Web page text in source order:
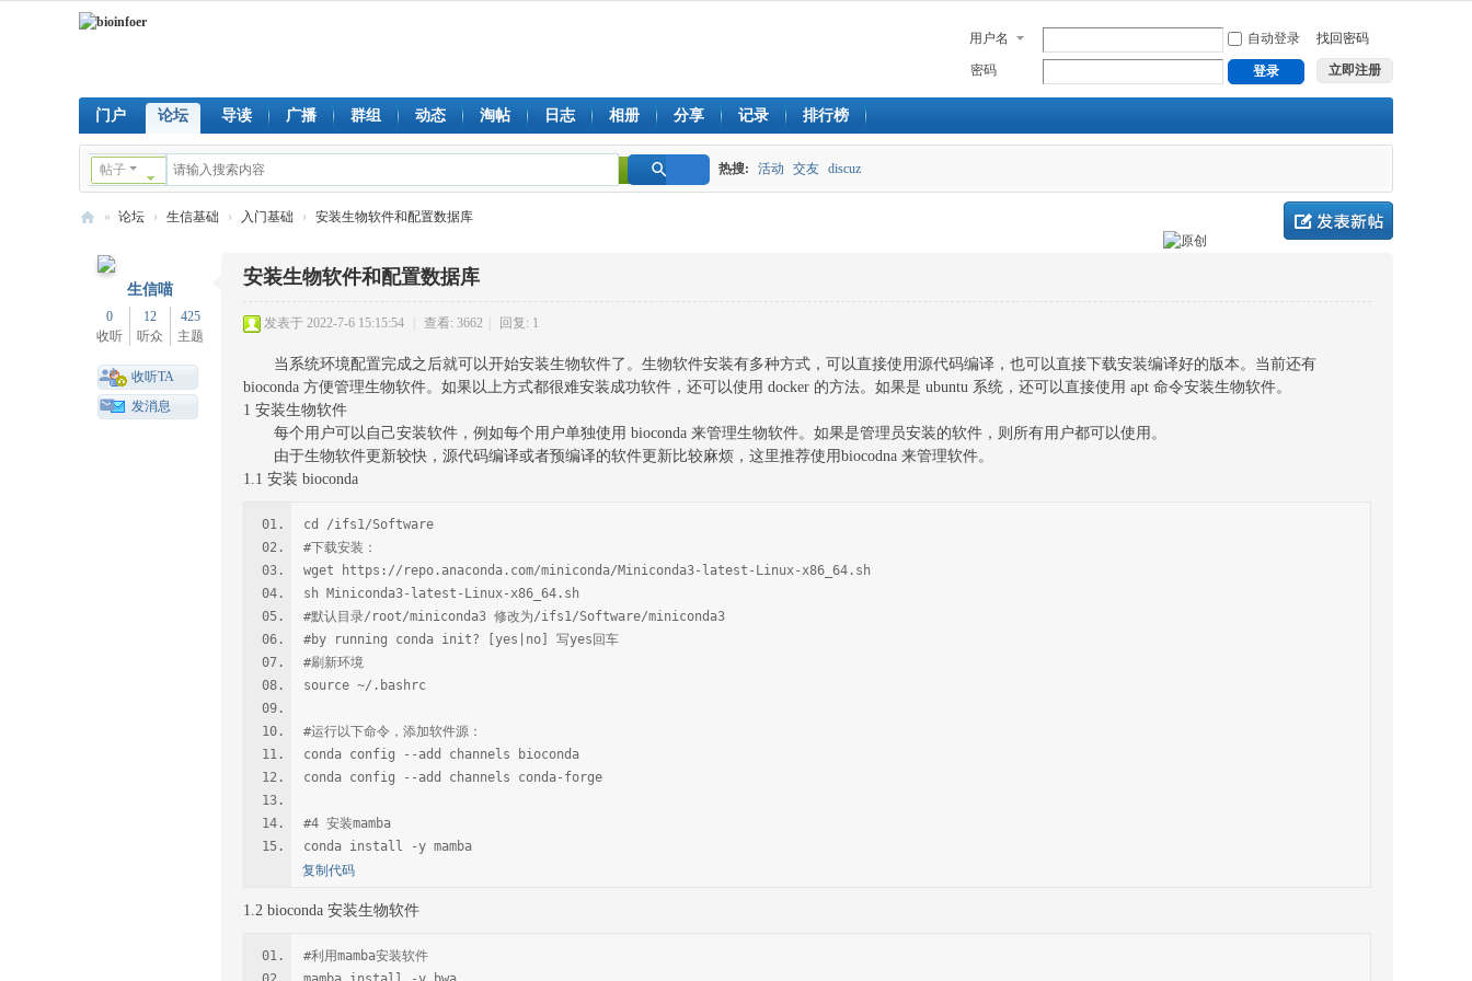
用户名 自动登录 找回密码
密码 登录 立即注册
门户 论坛 导读 广播 群组 动态 淘帖 日志 相册 分享 记录 排行榜
帖子 热搜: 活动 交友 discuz
» 论坛 › 生信基础 › 入门基础 › 安装生物软件和配置数据库
生信喵
0
收听
12
听众
425
主题
收听TA
发消息
安装生物软件和配置数据库
发表于 2022-7-6 15:15:54 查看: 3662 回复: 1
当系统环境配置完成之后就可以开始安装生物软件了。生物软件安装有多种方式，可以直接使用源代码编译，也可以直接下载安装编译好的版本。当前还有
bioconda 方便管理生物软件。如果以上方式都很难安装成功软件，还可以使用 docker 的方法。如果是 ubuntu 系统，还可以直接使用 apt 命令安装生物软件。
1 安装生物软件
每个用户可以自己安装软件，例如每个用户单独使用 bioconda 来管理生物软件。如果是管理员安装的软件，则所有用户都可以使用。
由于生物软件更新较快，源代码编译或者预编译的软件更新比较麻烦，这里推荐使用biocodna 来管理软件。
1.1 安装 bioconda
cd /ifs1/Software
#下载安装：
wget https://repo.anaconda.com/miniconda/Miniconda3-latest-Linux-x86_64.sh
sh Miniconda3-latest-Linux-x86_64.sh
#默认目录/root/miniconda3 修改为/ifs1/Software/miniconda3
#by running conda init? [yes|no] 写yes回车
#刷新环境
source ~/.bashrc
#运行以下命令，添加软件源：
conda config --add channels bioconda
conda config --add channels conda-forge
#4 安装mamba
conda install -y mamba
复制代码
1.2 bioconda 安装生物软件
#利用mamba安装软件